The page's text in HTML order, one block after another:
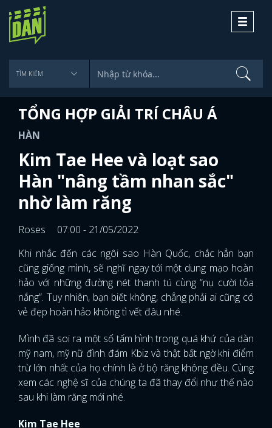
Toggle
TỔNG HỢP GIẢI TRÍ CHÂU Á
HÀN
Kim Tae Hee và loạt sao
Hàn "nâng tầm nhan sắc"
nhờ làm răng
Roses
07:00 - 21/05/2022
Khi nhắc đến các ngôi sao Hàn Quốc, chắc hẳn bạn
cũng giống mình, sẽ nghĩ ngay tới một dung mạo hoàn
hảo với những đường nét thanh tú cùng “nụ cười tỏa
nắng”. Tuy nhiên, bạn biết không, chẳng phải ai cũng có
vẻ đẹp hoàn hảo không tì vết đâu nhé.
Mình đã soi ra một số tấm hình trong quá khứ của dàn
mỹ nam, mỹ nữ đình đám Kbiz và thật bất ngờ khi điểm
trừ lớn nhất của họ chính là ở bộ răng không đều. Cùng
xem các nghệ sĩ của chúng ta đã thay đổi như thế nào
sau khi làm răng mới nhé.
Kim Tae Hee